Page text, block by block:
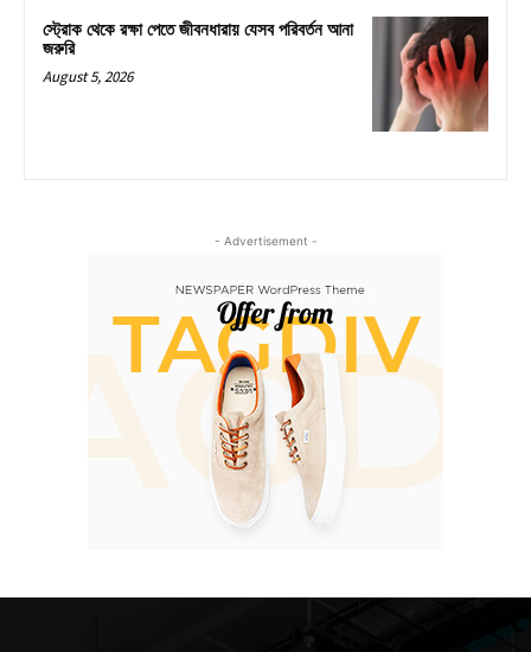
স্ট্রোক থেকে রক্ষা পেতে জীবনধারায় যেসব পরিবর্তন আনা
জরুরি
August 5, 2026
- Advertisement -